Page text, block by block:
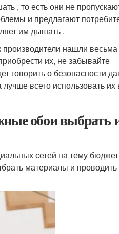
, то есть они не
и предлагают
им дышать .
производители нашли весьма
их, не забывайте
говорить о безопасности
всего использовать их
обои выбрать
сетей на тему
материалы и проводить